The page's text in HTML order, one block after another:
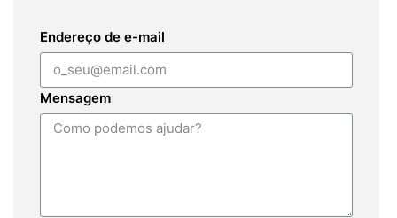
Endereço de e-mail
Mensagem